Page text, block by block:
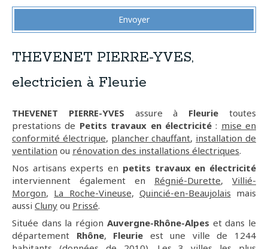
Envoyer
THEVENET PIERRE-YVES,
electricien à Fleurie
THEVENET PIERRE-YVES assure à Fleurie toutes
prestations de Petits travaux en électricité: mise en
conformité électrique, plancher chauffant, installation de
ventilation ou rénovation des installations électriques.
Nos artisans experts en petits travaux en électricité
interviennent également en Régnié-Durette, Villié-
Morgon, La Roche-Vineuse, Quincié-en-Beaujolais mais
aussi Cluny ou Prissé.
Située dans la région Auvergne-Rhône-Alpes et dans le
département Rhône, Fleurie est une ville de 1244